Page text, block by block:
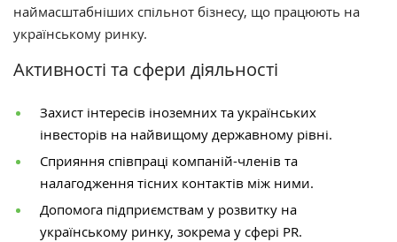
наймасштабніших спільнот бізнесу, що працюють на
українському ринку.
Активності та сфери діяльності
Захист інтересів іноземних та українських
інвесторів на найвищому державному рівні.
Сприяння співпраці компаній-членів та
налагодження тісних контактів між ними.
Допомога підприємствам у розвитку на
українському ринку, зокрема у сфері PR.